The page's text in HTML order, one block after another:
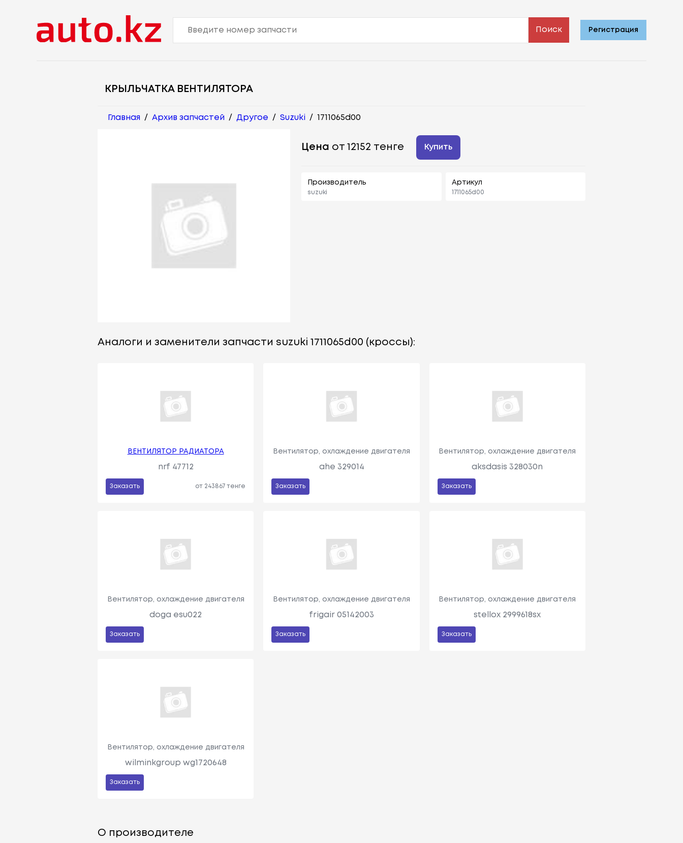
Поиск Регистрация
КРЫЛЬЧАТКА ВЕНТИЛЯТОРА
Главная / Архив запчастей / Другое / Suzuki / 1711065d00
Цена от 12152 тенге Купить
Производитель
suzuki
Артикул
1711065d00
Аналоги и заменители запчасти suzuki 1711065d00 (кроссы):
ВЕНТИЛЯТОР РАДИАТОРА
nrf 47712
Заказать от 243867 тенге
Вентилятор, охлаждение двигателя
ahe 329014
Заказать
Вентилятор, охлаждение двигателя
aksdasis 328030n
Заказать
Вентилятор, охлаждение двигателя
doga esu022
Заказать
Вентилятор, охлаждение двигателя
frigair 05142003
Заказать
Вентилятор, охлаждение двигателя
stellox 2999618sx
Заказать
Вентилятор, охлаждение двигателя
wilminkgroup wg1720648
Заказать
О производителе